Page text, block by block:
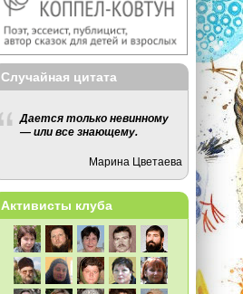
Случайная цитата
Дается только невинному
— или все знающему.
Марина Цветаева
Активисты клуба